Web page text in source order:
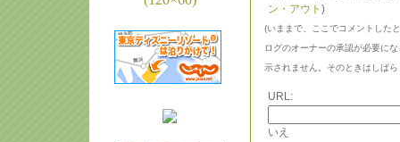
ン・アウト )
(いままで、ここでコメントした
ログのオーナーの承認が必要に
示されません。そのときはしば
URL:
いえ